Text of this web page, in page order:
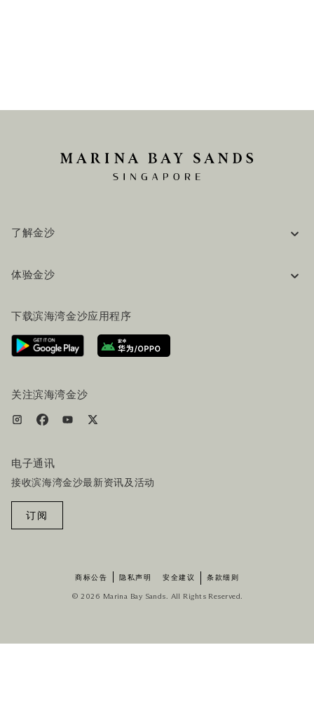
了解金沙
工作机会
联系我们
体验金沙
行程规划
路线指引
服务设施
下载滨海湾金沙应用程序
关注滨海湾金沙
电子通讯
接收滨海湾金沙最新资讯及活动
订阅
商标公告 隐私声明 安全建议 条款细则
© 2026 Marina Bay Sands. All Rights Reserved.